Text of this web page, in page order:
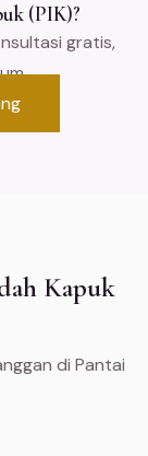
(PIK)?
gratis,
Kapuk
di Pantai